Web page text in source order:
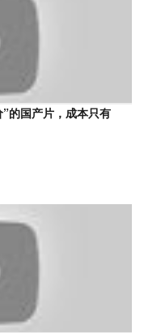
”的国产片，成本只有